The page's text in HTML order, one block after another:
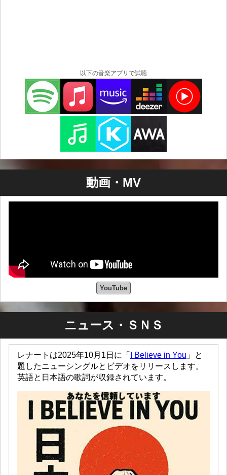
以下の音楽アプリで試聴
動画・MV
YouTube
ニュース・ＳＮＳ
レナートは2025年10月1日に「 I Believe in You 」と
題したニューシングルとビデオをリリースします。
英語と日本語の歌詞が収録されています。